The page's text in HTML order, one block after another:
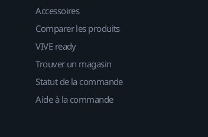
Accessoires
Comparer les produits
VIVE ready
Trouver un magasin
Statut de la commande
Aide à la commande